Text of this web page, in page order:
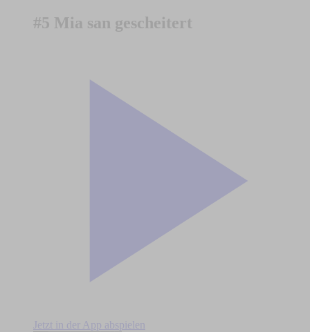
#5 Mia san gescheitert
Jetzt in der App abspielen